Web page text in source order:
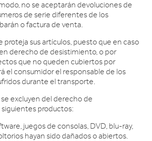
no se aceptarán devoluciones de
de serie diferentes de los
o factura de venta.
proteja sus artículos, puesto que en caso
derecho de desistimiento, o por
que no queden cubiertos por
el consumidor el responsable de los
durante el transporte.
excluyen del derecho de
productos:
juegos de consolas, DVD, blu-ray,
hayan sido dañados o abiertos.